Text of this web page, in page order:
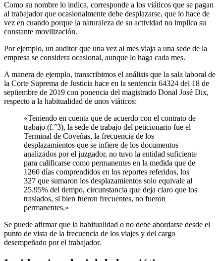
Como su nombre lo indica, corresponde a los viáticos que se pagan
al trabajador que ocasionalmente debe desplazarse, que lo hace de
vez en cuando porque la naturaleza de su actividad no implica su
constante movilización.
Por ejemplo, un auditor que una vez al mes viaja a una sede de la
empresa se considera ocasional, aunque lo haga cada mes.
A manera de ejemplo, transcribimos el análisis que la sala laboral de
la Corte Suprema de Justicia hace en la sentencia 64324 del 18 de
septiembre de 2019 con ponencia del magistrado Donal José Dix,
respecto a la habitualidad de unos viáticos:
«Teniendo en cuenta que de acuerdo con el contrato de
trabajo (f.°3), la sede de trabajo del peticionario fue el
Terminal de Coveñas, la frecuencia de los
desplazamientos que se infiere de los documentos
analizados por el juzgador, no tuvo la entidad suficiente
para calificarse como permanentes en la medida que de
1260 días comprendidos en los reportes referidos, los
327 que sumaron los desplazamientos solo equivale al
25.95% del tiempo, circunstancia que deja claro que los
traslados, si bien fueron frecuentes, no fueron
permanentes.»
Se puede afirmar que la habitualidad o no debe abordarse desde el
punto de vista de la frecuencia de los viajes y del cargo
desempeñado por el trabajador.